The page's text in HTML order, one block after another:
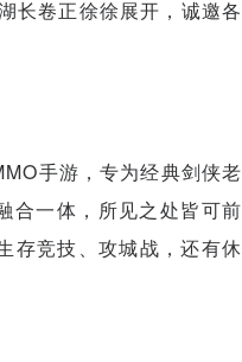
长卷正徐徐展开，诚邀各
手游，专为经典剑侠老
合一体，所见之处皆可前
存竞技、攻城战，还有休